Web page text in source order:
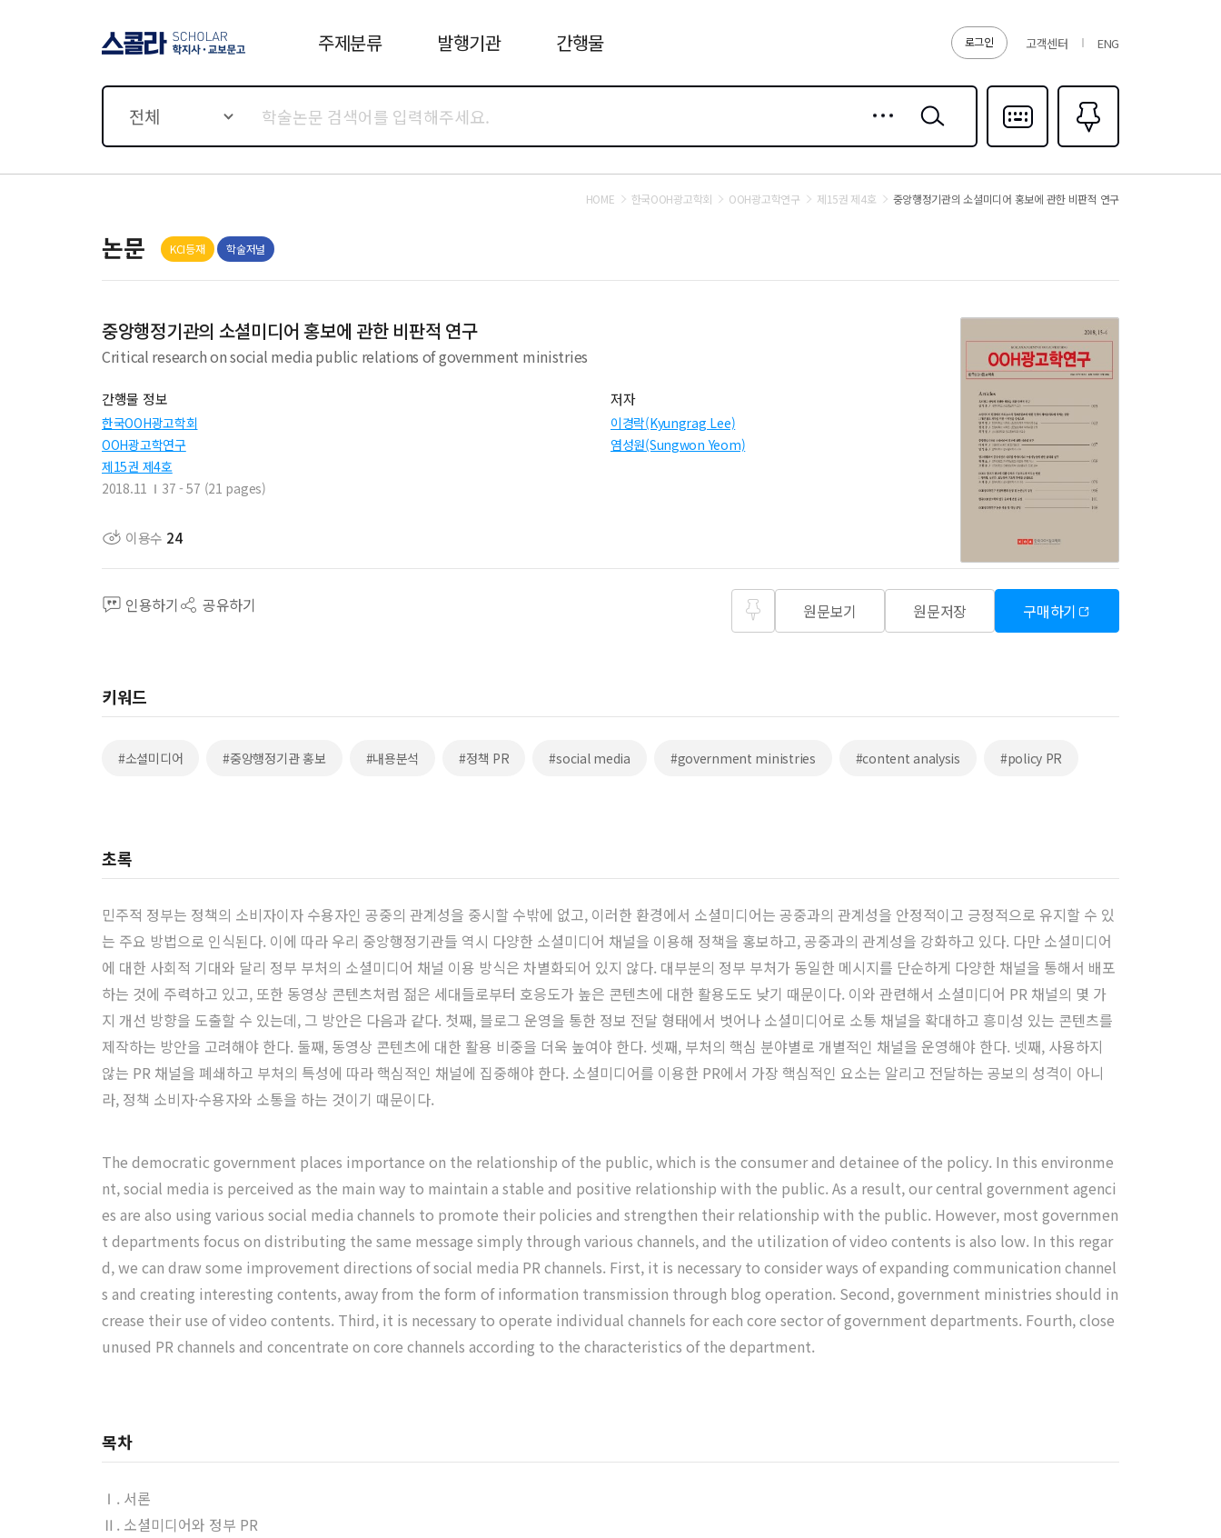
로그인 고객센터 ENG
주제분류 발행기관 간행물
전체
검색
다국어입력
즐겨찾기0
HOME 한국OOH광고학회 OOH광고학연구 제15권 제4호 중앙행정기관의 소셜미디어 홍보에 관한 비판적 연구
논문 KCI등재 학술저널
중앙행정기관의 소셜미디어 홍보에 관한 비판적 연구
Critical research on social media public relations of government ministries
간행물 정보
한국OOH광고학회
OOH광고학연구
제15권 제4호
2018.11
37 - 57 (21 pages)
저자
이경락(Kyungrag Lee)
염성원(Sungwon Yeom)
이용수 24
인용하기 공유하기 원문보기 원문저장 구매하기
키워드
#소셜미디어 #중앙행정기관 홍보 #내용분석 #정책 PR #social media #government ministries #content analysis #policy PR
초록
민주적 정부는 정책의 소비자이자 수용자인 공중의 관계성을 중시할 수밖에 없고, 이러한 환경에서 소셜미디어는 공중과의 관계성을 안정적이고 긍정적으로 유지할 수 있
는 주요 방법으로 인식된다. 이에 따라 우리 중앙행정기관들 역시 다양한 소셜미디어 채널을 이용해 정책을 홍보하고, 공중과의 관계성을 강화하고 있다. 다만 소셜미디어
에 대한 사회적 기대와 달리 정부 부처의 소셜미디어 채널 이용 방식은 차별화되어 있지 않다. 대부분의 정부 부처가 동일한 메시지를 단순하게 다양한 채널을 통해서 배포
하는 것에 주력하고 있고, 또한 동영상 콘텐츠처럼 젊은 세대들로부터 호응도가 높은 콘텐츠에 대한 활용도도 낮기 때문이다. 이와 관련해서 소셜미디어 PR 채널의 몇 가
지 개선 방향을 도출할 수 있는데, 그 방안은 다음과 같다. 첫째, 블로그 운영을 통한 정보 전달 형태에서 벗어나 소셜미디어로 소통 채널을 확대하고 흥미성 있는 콘텐츠를
제작하는 방안을 고려해야 한다. 둘째, 동영상 콘텐츠에 대한 활용 비중을 더욱 높여야 한다. 셋째, 부처의 핵심 분야별로 개별적인 채널을 운영해야 한다. 넷째, 사용하지
않는 PR 채널을 폐쇄하고 부처의 특성에 따라 핵심적인 채널에 집중해야 한다. 소셜미디어를 이용한 PR에서 가장 핵심적인 요소는 알리고 전달하는 공보의 성격이 아니
라, 정책 소비자·수용자와 소통을 하는 것이기 때문이다.
The democratic government places importance on the relationship of the public, which is the consumer and detainee of the policy. In this environme
nt, social media is perceived as the main way to maintain a stable and positive relationship with the public. As a result, our central government agenci
es are also using various social media channels to promote their policies and strengthen their relationship with the public. However, most governmen
t departments focus on distributing the same message simply through various channels, and the utilization of video contents is also low. In this regar
d, we can draw some improvement directions of social media PR channels. First, it is necessary to consider ways of expanding communication channel
s and creating interesting contents, away from the form of information transmission through blog operation. Second, government ministries should in
crease their use of video contents. Third, it is necessary to operate individual channels for each core sector of government departments. Fourth, close
unused PR channels and concentrate on core channels according to the characteristics of the department.
목차
Ⅰ. 서론
Ⅱ. 소셜미디어와 정부 PR